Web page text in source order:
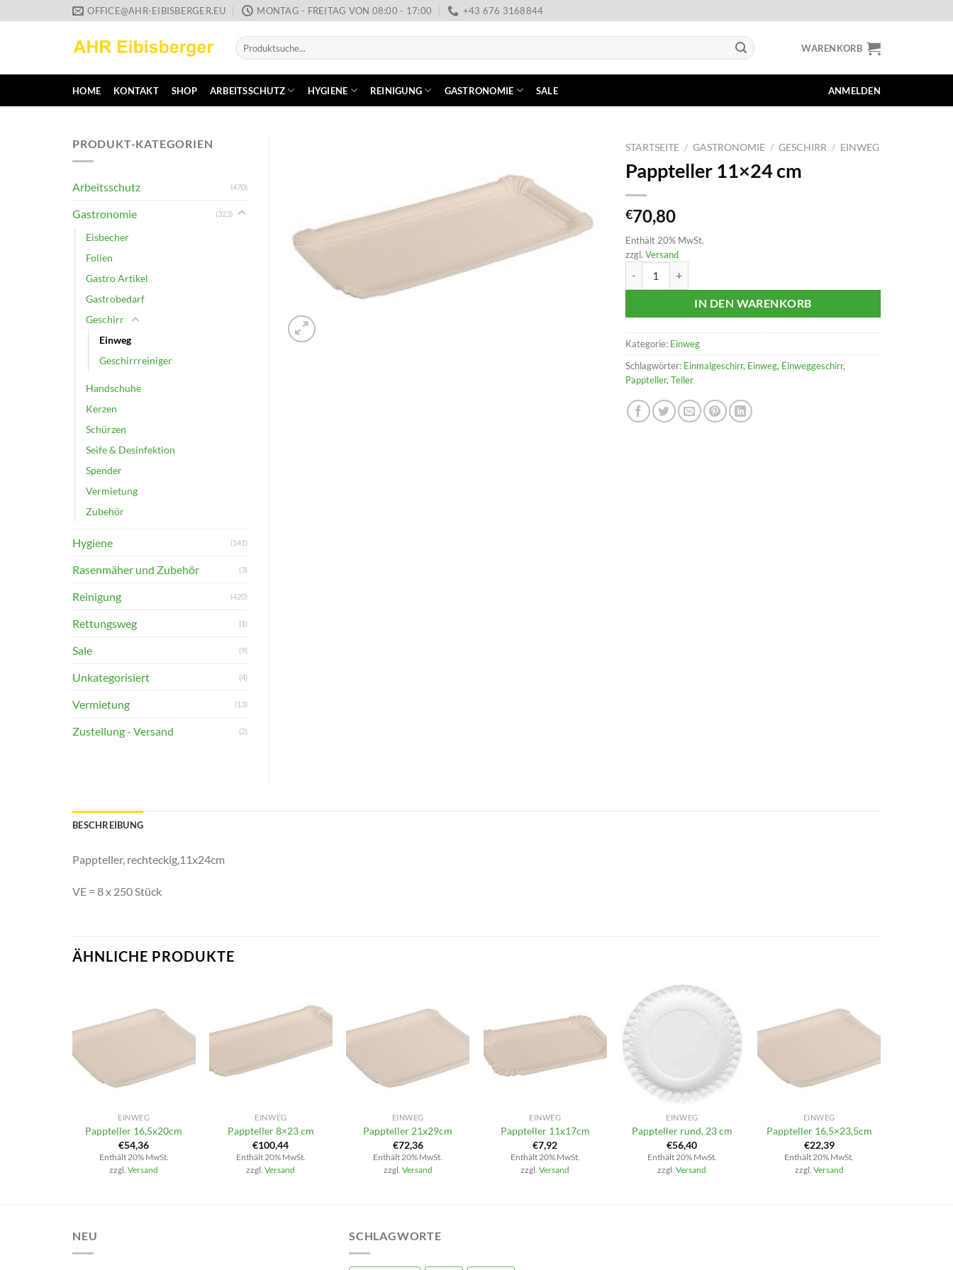
Inhalt
OFFICE@AHR-EIBISBERGER.EU MONTAG - FREITAG VON 08:00 - 17:00 +43 676 3168844
Suche
nach:
WARENKORB
HOME KONTAKT SHOP ARBEITSSCHUTZ HYGIENE REINIGUNG GASTRONOMIE SALE ANMELDEN
STARTSEITE / GASTRONOMIE / GESCHIRR / EINWEG
Pappteller 11×24 cm
€70,80
Enthält 20% MwSt.
zzgl. Versand
IN DEN WARENKORB
Kategorie: Einweg
Schlagwörter: Einmalgeschirr, Einweg, Einweggeschirr,
Pappteller, Teller
PRODUKT-KATEGORIEN
Arbeitsschutz (470)
Gastronomie (323)
Eisbecher
Folien
Gastro Artikel
Gastrobedarf
Geschirr
Einweg
Geschirrreiniger
Handschuhe
Kerzen
Schürzen
Seife & Desinfektion
Spender
Vermietung
Zubehör
Hygiene (141)
Rasenmäher und Zubehör (3)
Reinigung (420)
Rettungsweg (1)
Sale (9)
Unkategorisiert (4)
Vermietung (13)
Zustellung - Versand (2)
BESCHREIBUNG
Pappteller, rechteckig,11x24cm
VE = 8 x 250 Stück
ÄHNLICHE PRODUKTE
EINWEG
Pappteller 16,5x20cm
€54,36
Enthält 20% MwSt.
zzgl.Versand
EINWEG
Pappteller 8×23 cm
€100,44
Enthält 20% MwSt.
zzgl.Versand
EINWEG
Pappteller 21x29cm
€72,36
Enthält 20% MwSt.
zzgl. Versand
EINWEG
Pappteller 11x17cm
€7,92
Enthält 20% MwSt.
zzgl.Versand
EINWEG
Pappteller rund, 23 cm
€56,40
Enthält 20% MwSt.
zzgl.Versand
EINWEG
Pappteller 16,5×23,5cm
€22,39
Enthält 20% MwSt.
zzgl. Versand
NEU SCHLAGWORTE